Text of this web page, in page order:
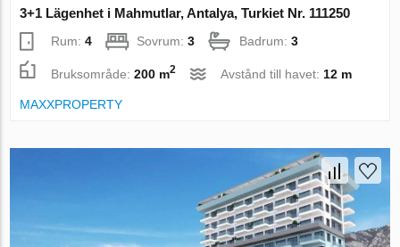
3+1 Lägenhet i Mahmutlar, Antalya, Turkiet Nr. 111250
Rum:4 Sovrum:3 Badrum:3
Bruksområde:200 m2 Avstånd till havet: 12 m
MAXXPROPERTY